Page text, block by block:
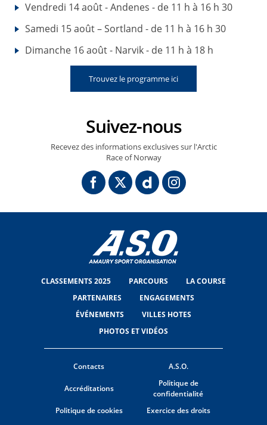
Vendredi 14 août - Andenes - de 11 h à 16 h 30
Samedi 15 août – Sortland - de 11 h à 16 h 30
Dimanche 16 août - Narvik - de 11 h à 18 h
Trouvez le programme ici
Suivez-nous
Recevez des informations exclusives sur l'Arctic
Race of Norway
CLASSEMENTS 2025 PARCOURS
LA COURSE
PARTENAIRES
ENGAGEMENTS
ÉVÉNEMENTS
VILLES HOTES
PHOTOS ET VIDÉOS
Contacts A.S.O.
Accréditations
Politique de
confidentialité
Politique de cookies
Exercice des droits